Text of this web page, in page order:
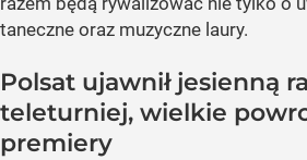
taneczne oraz muzyczne laury.
Polsat ujawnił jesienną
teleturniej, wielkie
premiery